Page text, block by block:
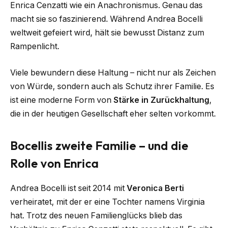
Enrica Cenzatti wie ein Anachronismus. Genau das
macht sie so faszinierend. Während Andrea Bocelli
weltweit gefeiert wird, hält sie bewusst Distanz zum
Rampenlicht.
Viele bewundern diese Haltung – nicht nur als Zeichen
von Würde, sondern auch als Schutz ihrer Familie. Es
ist eine moderne Form von Stärke in Zurückhaltung,
die in der heutigen Gesellschaft eher selten vorkommt.
Bocellis zweite Familie – und die
Rolle von Enrica
Andrea Bocelli ist seit 2014 mit Veronica Berti
verheiratet, mit der er eine Tochter namens Virginia
hat. Trotz des neuen Familienglücks blieb das